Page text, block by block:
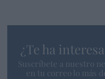
¿Te ha
Suscríbete a nuestro
en tu correo lo más